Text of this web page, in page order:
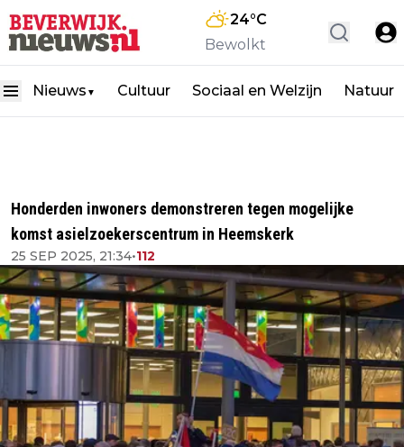
24°C
Bewolkt
Nieuws ▼ Cultuur Sociaal en Welzijn Natuur
Honderden inwoners demonstreren tegen mogelijke
komst asielzoekerscentrum in Heemskerk
25 SEP 2025, 21:34•112